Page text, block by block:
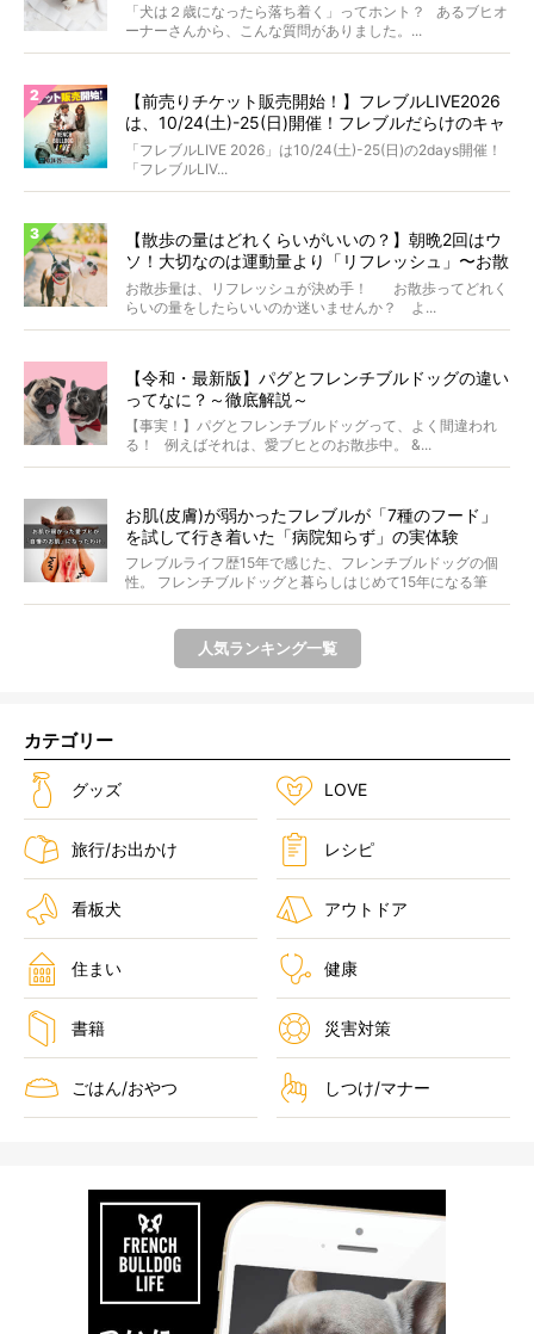
「犬は２歳になったら落ち着く」ってホント？ あるブヒオ
ーナーさんから、こんな質問がありました。...
【前売りチケット販売開始！】フレブルLIVE2026
は、10/24(土)-25(日)開催！フレブルだらけのキャ
ンプ・前夜祭・バスプランも新登場!?
「フレブルLIVE 2026」は10/24(土)-25(日)の2days開催！
「フレブルLIV...
【散歩の量はどれくらいがいいの？】朝晩2回はウ
ソ！大切なのは運動量より「リフレッシュ」〜お散
歩にまつわる疑問FAQつき〜
お散歩量は、リフレッシュが決め手！ お散歩ってどれく
らいの量をしたらいいのか迷いませんか？ よ...
【令和・最新版】パグとフレンチブルドッグの違い
ってなに？～徹底解説～
【事実！】パグとフレンチブルドッグって、よく間違われ
る！ 例えばそれは、愛ブヒとのお散歩中。 &...
お肌(皮膚)が弱かったフレブルが「7種のフード」
を試して行き着いた「病院知らず」の実体験
フレブルライフ歴15年で感じた、フレンチブルドッグの個
性。 フレンチブルドッグと暮らしはじめて15年になる筆
者...
人気ランキング一覧
カテゴリー
グッズ LOVE
旅行/お出かけ レシピ
看板犬 アウトドア
住まい 健康
書籍 災害対策
ごはん/おやつ しつけ/マナー